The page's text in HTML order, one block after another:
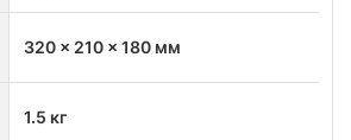
320 x 210 x 180 мм
1.5 кг